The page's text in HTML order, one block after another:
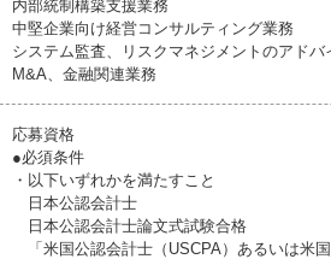
内部統制構築支援業務
中堅企業向け経営コンサルティング業務
システム監査、リスクマネジメントのアドバ
M&A、金融関連業務
応募資格
●必須条件
・以下いずれかを満たすこと
日本公認会計士
日本公認会計士論文式試験合格
「米国公認会計士（USCPA）あるいは米